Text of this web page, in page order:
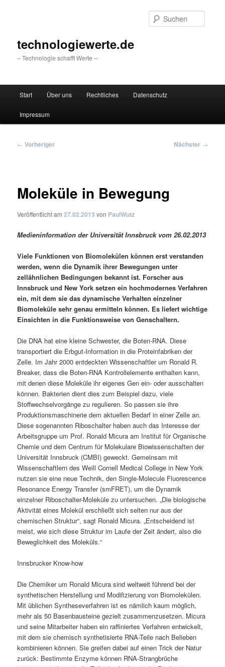
technologiewerte.de
– Technologie schafft Werte –
Start Über uns Rechtliches Datenschutz
Impressum
Beitragsnavigation
← Vorheriger Nächster →
Moleküle in Bewegung
Veröffentlicht am27.02.2013 von PaulWutz
Medieninformation der Universität Innsbruck vom 26.02.2013
Viele Funktionen von Biomolekülen können erst verstanden
werden, wenn die Dynamik ihrer Bewegungen unter
zellähnlichen Bedingungen bekannt ist. Forscher aus
Innsbruck und New York setzen ein hochmodernes Verfahren
ein, mit dem sie das dynamische Verhalten einzelner
Biomoleküle sehr genau ermitteln können. Es liefert wichtige
Einsichten in die Funktionsweise von Genschaltern.
Die DNA hat eine kleine Schwester, die Boten-RNA. Diese
transportiert die Erbgut-Information in die Proteinfabriken der
Zelle. Im Jahr 2000 entdeckten Wissenschaftler um Ronald R.
Breaker, dass die Boten-RNA Kontrollelemente enthalten kann,
mit denen diese Moleküle ihr eigenes Gen ein- oder ausschalten
können. Bakterien dient dies zum Beispiel dazu, viele
Stoffwechselvorgänge zu regulieren. So passen sie ihre
Produktionsmaschinerie dem aktuellen Bedarf in einer Zelle an.
Diese sogenannten Riboschalter haben auch das Interesse der
Arbeitsgruppe um Prof. Ronald Micura am Institut für Organische
Chemie und dem Centrum für Molekulare Biowissenschaften der
Universität Innsbruck (CMBI) geweckt. Gemeinsam mit
Wissenschaftlern des Weill Cornell Medical College in New York
nutzen sie eine neue Technik, den Single-Molecule Fluorescence
Resonance Energy Transfer (smFRET), um die Dynamik
einzelner Riboschalter-Moleküle zu untersuchen. „Die biologische
Aktivität eines Molekül erschließt sich selten nur aus der
chemischen Struktur“, sagt Ronald Micura. „Entscheidend ist
meist, wie sich diese Struktur im Laufe der Zeit ändert, also die
Beweglichkeit des Moleküls.“
Innsbrucker Know-how
Die Chemiker um Ronald Micura sind weltweit führend bei der
synthetischen Herstellung und Modifizierung von Biomolekülen.
Mit üblichen Syntheseverfahren ist es nämlich kaum möglich,
mehr als 50 Basenbausteine gezielt zusammenzusetzen. Micura
und seine Mitarbeiter haben ein raffiniertes Verfahren entwickelt,
mit dem sie chemisch synthetisierte RNA-Teile nach Belieben
kombinieren können. Sie greifen dabei auf einen Trick der Natur
zurück: Bestimmte Enzyme können RNA-Strangbrüche